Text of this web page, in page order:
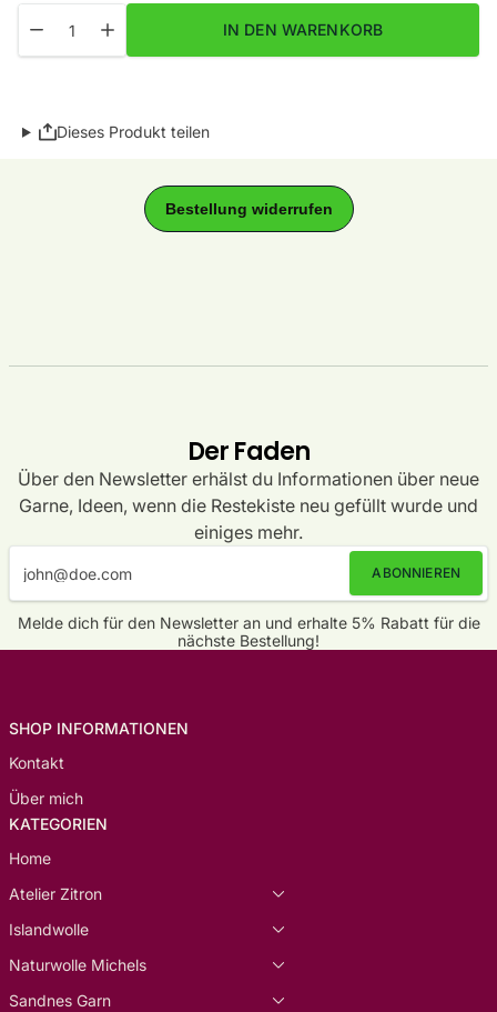
Menge für Lettlopi Fb. 1412 Pink Heather / Rosa meliert
Menge für Lettlopi Fb. 1412 Pink Heather / Rosa
IN DEN WARENKORB
Dieses Produkt teilen
Der Faden
Über den Newsletter erhälst du Informationen über neue
Garne, Ideen, wenn die Restekiste neu gefüllt wurde und
einiges mehr.
ABONNIEREN
Melde dich für den Newsletter an und erhalte 5% Rabatt für die
nächste Bestellung!
SHOP INFORMATIONEN
Kontakt
Über mich
KATEGORIEN
Home
Atelier Zitron
Islandwolle
Naturwolle Michels
Sandnes Garn